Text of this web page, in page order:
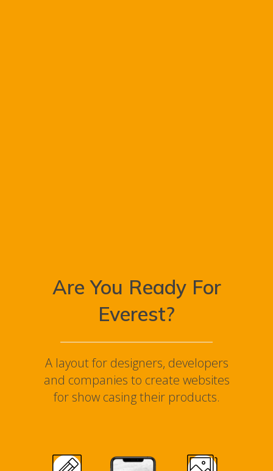
Are You Ready For
Everest?
A layout for designers, developers
and companies to create websites
for show casing their products.